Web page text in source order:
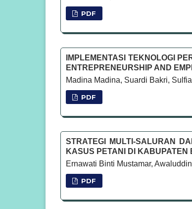
PDF
IMPLEMENTASI TEKNOLOGI
ENTREPRENEURSHIP AND
Madina Madina, Suardi Bakri,
PDF
STRATEGI MULTI-SALURAN
KASUS PETANI DI
Ernawati Binti Mustamar,
PDF